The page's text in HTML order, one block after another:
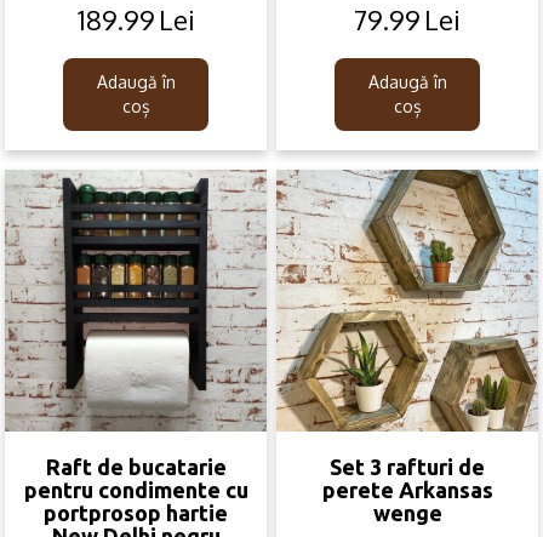
Original
was:
279.99lei.
189.99 Lei
Current
is:
189.99lei.
Adaugă în
coș
Original
was:
159.99lei.
79.99 Lei
Current
is:
79.99lei.
Adaugă în
coș
Raft de bucatarie
pentru condimente cu
portprosop hartie
Set 3 rafturi de
perete Arkansas
wenge